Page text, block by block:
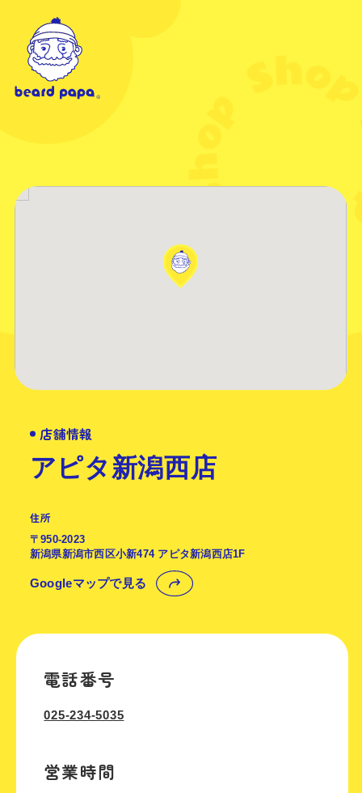
店舗情報
アピタ新潟西店
住所
〒950-2023
新潟県新潟市西区小新474 アピタ新潟西店1F
Googleマップで見る
電話番号
025-234-5035
営業時間